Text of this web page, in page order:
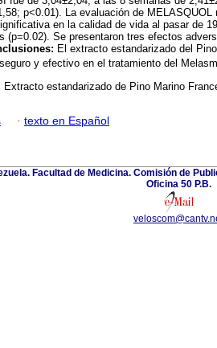
p<0.01). La evaluación de MELASQUOL
en la calidad de vida al pasar de
(p=0.02). Se presentaron tres efectos
El extracto estandarizado del
y efectivo en el tratamiento del
Extracto estandarizado de Pino Marino
· texto en Español
Facultad de Medicina. Comisión de
Oficina 50 P.B.